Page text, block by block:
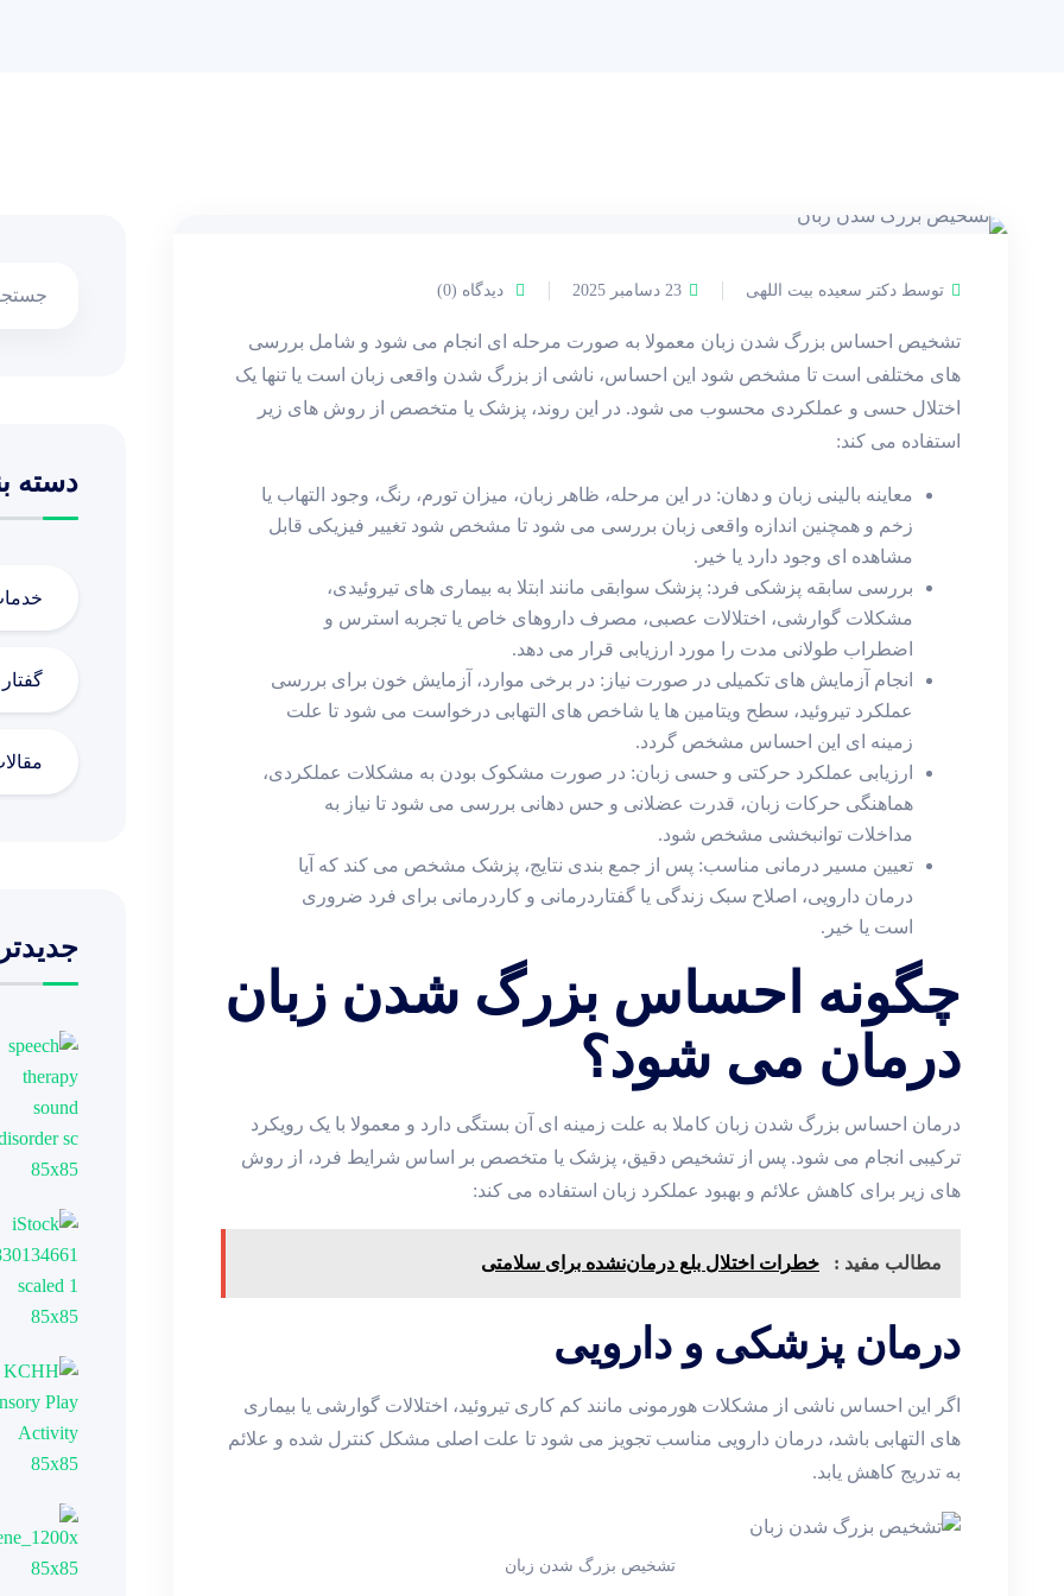
توسط دکتر سعیده بیت اللهی 23 دسامبر 2025 دیدگاه (0)
تشخیص احساس بزرگ شدن زبان معمولا به‌ صورت مرحله ‌ای انجام می‌ شود و شامل بررسی‌
های مختلفی است تا مشخص شود این احساس، ناشی از بزرگ شدن واقعی زبان است یا تنها یک
اختلال حسی و عملکردی محسوب می‌ شود. در این روند، پزشک یا متخصص از روش ‌های زیر
استفاده می ‌کند:
معاینه بالینی زبان و دهان: در این مرحله، ظاهر زبان، میزان تورم، رنگ، وجود التهاب یا
زخم و همچنین اندازه واقعی زبان بررسی می ‌شود تا مشخص شود تغییر فیزیکی قابل
مشاهده ‌ای وجود دارد یا خیر.
بررسی سابقه پزشکی فرد: پزشک سوابقی مانند ابتلا به بیماری ‌های تیروئیدی،
مشکلات گوارشی، اختلالات عصبی، مصرف داروهای خاص یا تجربه استرس و
اضطراب طولانی‌ مدت را مورد ارزیابی قرار می ‌دهد.
انجام آزمایش ‌های تکمیلی در صورت نیاز: در برخی موارد، آزمایش خون برای بررسی
عملکرد تیروئید، سطح ویتامین ‌ها یا شاخص ‌های التهابی درخواست می‌ شود تا علت
زمینه ‌ای این احساس مشخص گردد.
ارزیابی عملکرد حرکتی و حسی زبان: در صورت مشکوک بودن به مشکلات عملکردی،
هماهنگی حرکات زبان، قدرت عضلانی و حس دهانی بررسی می ‌شود تا نیاز به
مداخلات توانبخشی مشخص شود.
تعیین مسیر درمانی مناسب: پس از جمع ‌بندی نتایج، پزشک مشخص می ‌کند که آیا
درمان دارویی، اصلاح سبک زندگی یا گفتاردرمانی و کاردرمانی برای فرد ضروری
است یا خیر.
چگونه احساس بزرگ شدن زبان
درمان می ‌شود؟
درمان احساس بزرگ شدن زبان کاملا به علت زمینه ‌ای آن بستگی دارد و معمولا با یک رویکرد
ترکیبی انجام می ‌شود. پس از تشخیص دقیق، پزشک یا متخصص بر اساس شرایط فرد، از روش‌
های زیر برای کاهش علائم و بهبود عملکرد زبان استفاده می ‌کند:
مطالب مفید : خطرات اختلال بلع درمان‌نشده برای سلامتی
درمان پزشکی و دارویی
اگر این احساس ناشی از مشکلات هورمونی مانند کم ‌کاری تیروئید، اختلالات گوارشی یا بیماری‌
های التهابی باشد، درمان دارویی مناسب تجویز می ‌شود تا علت اصلی مشکل کنترل شده و علائم
به ‌تدریج کاهش یابد.
تشخیص بزرگ شدن زبان
دسته
گفتار